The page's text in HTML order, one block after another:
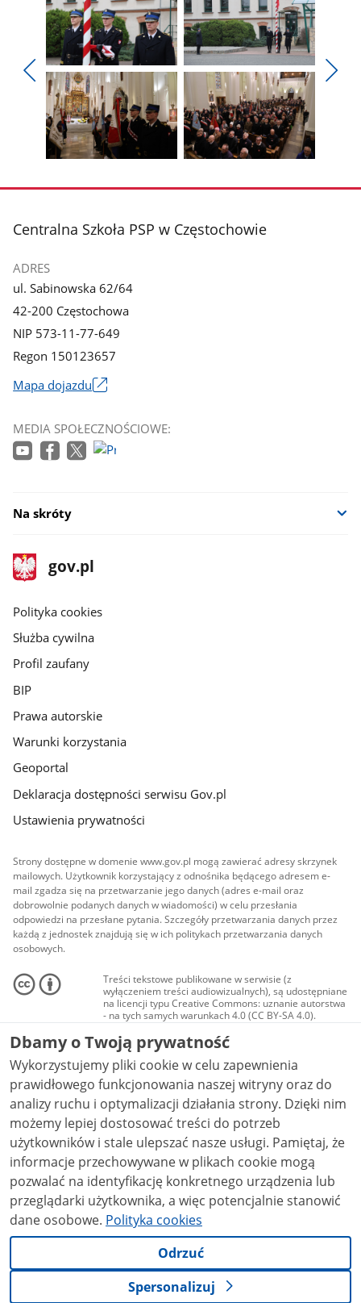
Pokaż
poprzednie
zdjęcia
Pokaż
zdjęcie
1
z
galerii.
Pokaż
zdjęcie
2
z
galerii.
zdjęcie
galerii.
zdjęcie
galerii.
stopka
Centralna Szkoła PSP w Częstochowie
ADRES
ul. Sabinowska 62/64
42-200 Częstochowa
NIP 573-11-77-649
Regon 150123657
Mapa dojazdu
się
w
MEDIA SPOŁECZNOŚCIOWE:
Na skróty
stopka
gov.pl
Strona
gov.pl
gov.pl
Polityka cookies
Służba cywilna
Profil zaufany
BIP
Prawa autorskie
Warunki korzystania
Geoportal
Deklaracja dostępności serwisu Gov.pl
Ustawienia prywatności
Strony dostępne w domenie www.gov.pl mogą zawierać adresy skrzynek
mailowych. Użytkownik korzystający z odnośnika będącego adresem e-
mail zgadza się na przetwarzanie jego danych (adres e-mail oraz
dobrowolnie podanych danych w wiadomości) w celu przesłania
odpowiedzi na przesłane pytania. Szczegóły przetwarzania danych przez
każdą z jednostek znajdują się w ich politykach przetwarzania danych
osobowych.
Treści tekstowe publikowane w serwisie (z
wyłączeniem treści audiowizualnych), są udostępniane
na licencji typu Creative Commons: uznanie autorstwa
- na tych samych warunkach 4.0 (CC BY-SA 4.0).
Materiały audiowizualne, w tym zdjęcia, materiały
audio i wideo, są udostępniane na licencji typu
Creative Commons: uznanie autorstwa użycie
niekomercyjne - bez utworów zależnych 4.0 (CC BY-
NC-ND 4.0), o ile nie jest to stwierdzone inaczej.
Dbamy o Twoją prywatność
Wykorzystujemy pliki cookie w celu zapewnienia
prawidłowego funkcjonowania naszej witryny oraz do
analizy ruchu i optymalizacji działania strony. Dzięki nim
możemy lepiej dostosować treści do potrzeb
użytkowników i stale ulepszać nasze usługi. Pamiętaj, że
informacje przechowywane w plikach cookie mogą
pozwalać na identyfikację konkretnego urządzenia lub
przeglądarki użytkownika, a więc potencjalnie stanowić
dane osobowe. Polityka cookies
Odrzuć
Spersonalizuj